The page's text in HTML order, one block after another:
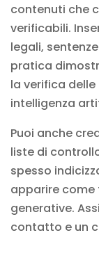
contenuti che
verificabili.
legali,
pratica
la verifica
intelligenza
Puoi anche
liste di
spesso
apparire
generative.
contatto e un